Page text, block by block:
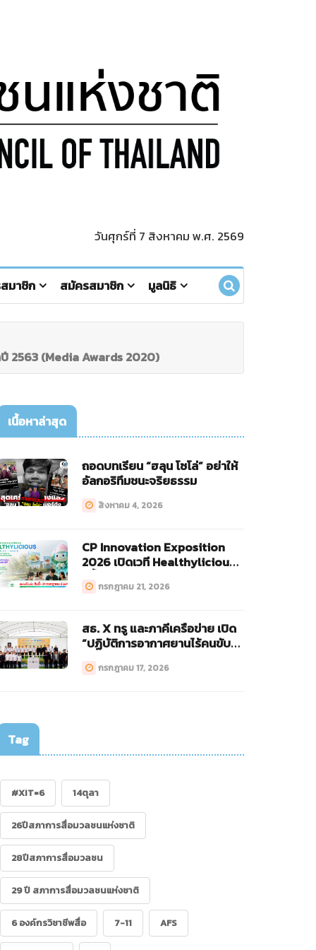
วันศุกร์ที่ 7 สิงหาคม พ.ศ. 2569
มาชิก สมัครสมาชิก มูลนิธิ
2563 (Media Awards 2020)
เนื้อหาล่าสุด
ถอดบทเรียน “ฮลุน โซโล่” อย่าให้
อัลกอริทึมชนะจริยธรรม
สิงหาคม 4, 2026
CP Innovation Exposition
2026 เปิดเวที Healthylicious
กรกฎาคม 21, 2026
สธ. X ทรู และภาคีเครือข่าย เปิด
“ปฏิบัติการอากาศยานไร้คนขับ
กรกฎาคม 17, 2026
Tag
#XIT=6 14ตุลา
26ปีสภาการสื่อมวลชนแห่งชาติ
28ปีสภาการสื่อมวลชน
29 ปี สภาการสื่อมวลชนแห่งชาติ
6 องค์กรวิชาชีพสื่อ 7-11 AFS